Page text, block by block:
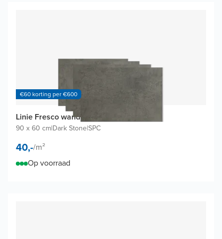
€60 korting per €600
Linie Fresco wandtegels (4 tegels)
90 x 60 cm|Dark Stone|SPC
40,-/m²
Op voorraad